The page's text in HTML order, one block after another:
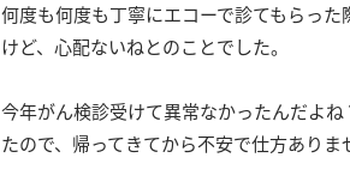
何度も何度も丁寧にエコーで診てもらっ
けど、心配ないねとのことでした。
今年がん検診受けて異常なかったんだよ
たので、帰ってきてから不安で仕方ありま